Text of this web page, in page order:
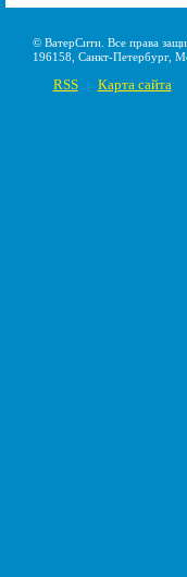
© ВатерСити. Все права
196158, Санкт-Петербург,
RSS Карта сайта